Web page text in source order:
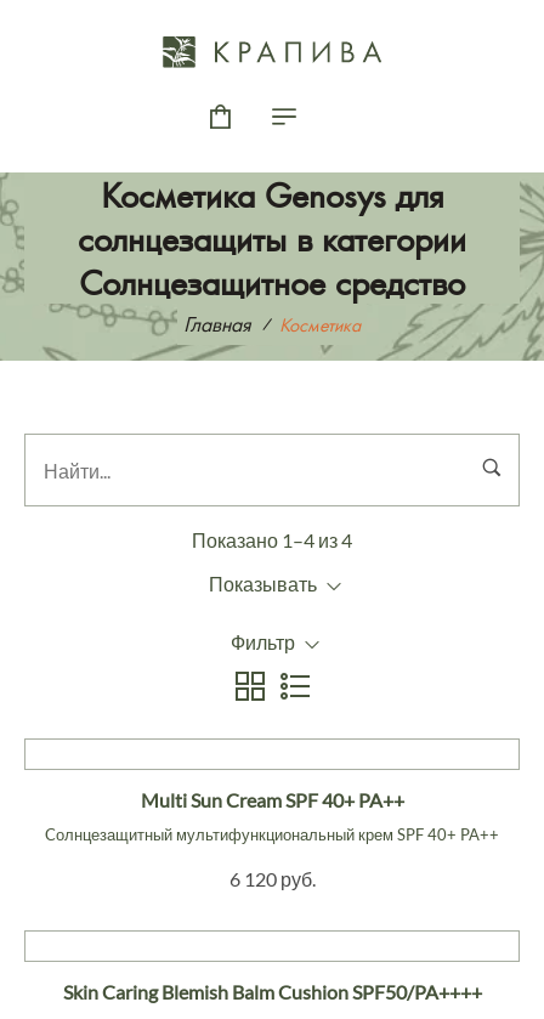
Косметика Genosys для
солнцезащиты в категории
Солнцезащитное средство
Главная Косметика
Показано 1–4 из 4
Показывать
Фильтр
Multi Sun Cream SPF 40+ PA++
Cолнцезащитный мультифункциональный крем SPF 40+ PA++
6 120 руб.
Skin Caring Blemish Balm Cushion SPF50/PA++++